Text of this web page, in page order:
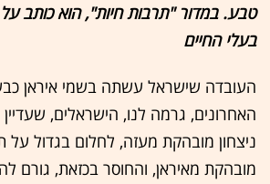
טבע. במדור "תרבות חיות", הוא כותב
בעלי החיים
האחרונים, גרמה לנו, הישראלים,
ניצחון מובהקת מעזה, לחלום בגדול על
מובהקת מאיראן, והחוסר בכזאת,